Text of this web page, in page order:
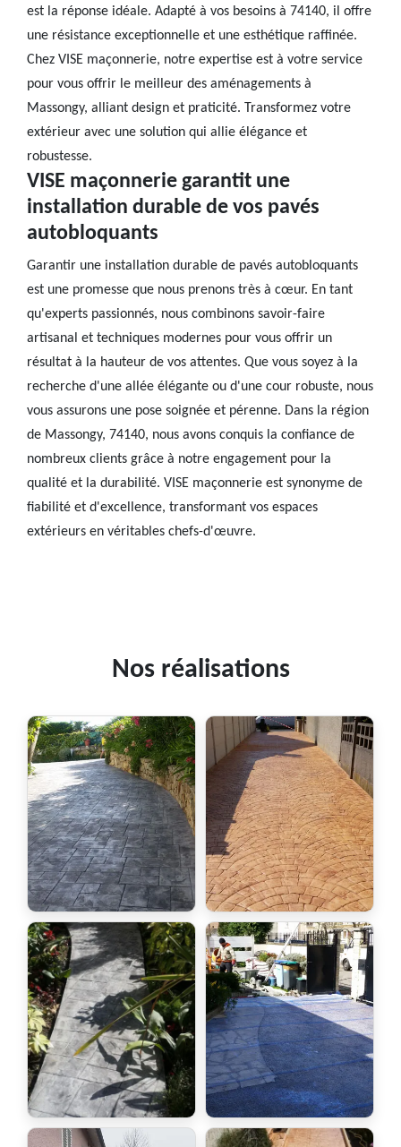
est la réponse idéale. Adapté à vos besoins à 74140, il offre
une résistance exceptionnelle et une esthétique raffinée.
Chez VISE maçonnerie, notre expertise est à votre service
pour vous offrir le meilleur des aménagements à
Massongy, alliant design et praticité. Transformez votre
extérieur avec une solution qui allie élégance et
robustesse.
VISE maçonnerie garantit une
installation durable de vos pavés
autobloquants
Garantir une installation durable de pavés autobloquants
est une promesse que nous prenons très à cœur. En tant
qu'experts passionnés, nous combinons savoir-faire
artisanal et techniques modernes pour vous offrir un
résultat à la hauteur de vos attentes. Que vous soyez à la
recherche d'une allée élégante ou d'une cour robuste, nous
vous assurons une pose soignée et pérenne. Dans la région
de Massongy, 74140, nous avons conquis la confiance de
nombreux clients grâce à notre engagement pour la
qualité et la durabilité. VISE maçonnerie est synonyme de
fiabilité et d'excellence, transformant vos espaces
extérieurs en véritables chefs-d'œuvre.
Nos réalisations